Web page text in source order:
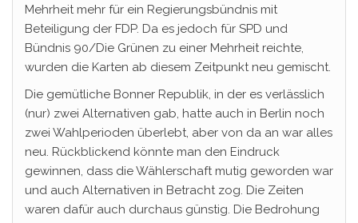
Mehrheit mehr für ein Regierungsbündnis mit
Beteiligung der FDP. Da es jedoch für SPD und
Bündnis 90/Die Grünen zu einer Mehrheit reichte,
wurden die Karten ab diesem Zeitpunkt neu gemischt.
Die gemütliche Bonner Republik, in der es verlässlich
(nur) zwei Alternativen gab, hatte auch in Berlin noch
zwei Wahlperioden überlebt, aber von da an war alles
neu. Rückblickend könnte man den Eindruck
gewinnen, dass die Wählerschaft mutig geworden war
und auch Alternativen in Betracht zog. Die Zeiten
waren dafür auch durchaus günstig. Die Bedrohung